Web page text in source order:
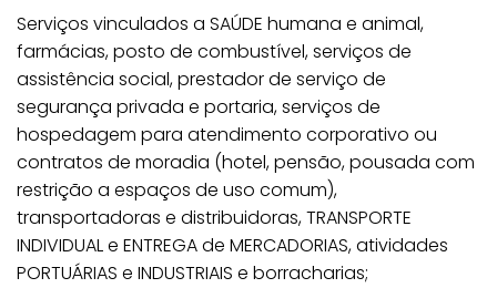
Serviços vinculados a SAÚDE humana e animal,
farmácias, posto de combustível, serviços de
assistência social, prestador de serviço de
segurança privada e portaria, serviços de
hospedagem para atendimento corporativo ou
contratos de moradia (hotel, pensão, pousada com
restrição a espaços de uso comum),
transportadoras e distribuidoras, TRANSPORTE
INDIVIDUAL e ENTREGA de MERCADORIAS, atividades
PORTUÁRIAS e INDUSTRIAIS e borracharias;